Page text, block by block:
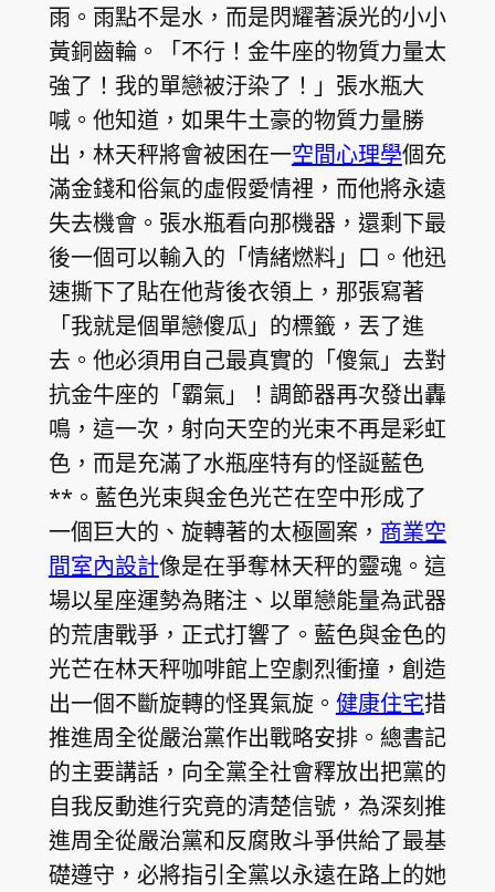
雨。雨點不是水，而是閃耀著淚光的小小
黃銅齒輪。「不行！金牛座的物質力量太
強了！我的單戀被汙染了！」張水瓶大
喊。他知道，如果牛土豪的物質力量勝
出，林天秤將會被困在一空間心理學個充
滿金錢和俗氣的虛假愛情裡，而他將永遠
失去機會。張水瓶看向那機器，還剩下最
後一個可以輸入的「情緒燃料」口。他迅
速撕下了貼在他背後衣領上，那張寫著
「我就是個單戀傻瓜」的標籤，丟了進
去。他必須用自己最真實的「傻氣」去對
抗金牛座的「霸氣」！調節器再次發出轟
鳴，這一次，射向天空的光束不再是彩虹
色，而是充滿了水瓶座特有的怪誕藍色
**。藍色光束與金色光芒在空中形成了
一個巨大的、旋轉著的太極圖案， 商業空
間室內設計像是在爭奪林天秤的靈魂。這
場以星座運勢為賭注、以單戀能量為武器
的荒唐戰爭，正式打響了。藍色與金色的
光芒在林天秤咖啡館上空劇烈衝撞，創造
出一個不斷旋轉的怪異氣旋。 健康住宅措
推進周全從嚴治黨作出戰略安排。總書記
的主要講話，向全黨全社會釋放出把黨的
自我反動進行究竟的清楚信號，為深刻推
進周全從嚴治黨和反腐敗斗爭供給了最基
礎遵守，必將指引全黨以永遠在路上的她